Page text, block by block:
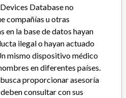
STILLWATER
(2017) DiaSorin SpA
Database no
compañías u otras
en la base de datos hayan
ilegal o hayan actuado
mismo dispositivo médico
en diferentes países.
proporcionar asesoría
consultar con sus